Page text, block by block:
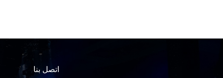
اتصل بنا